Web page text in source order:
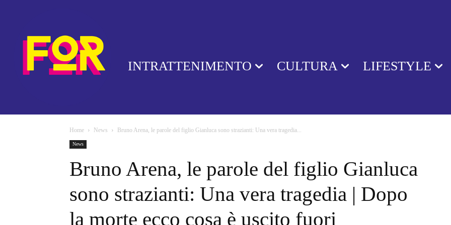
INTRATTENIMENTO CULTURA LIFESTYLE
Home News Bruno Arena, le parole del figlio Gianluca sono strazianti: Una vera tragedia...
News
Bruno Arena, le parole del figlio Gianluca
sono strazianti: Una vera tragedia | Dopo
la morte ecco cosa è uscito fuori